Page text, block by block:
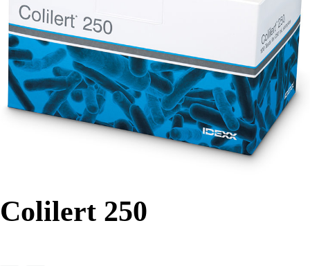
Colilert 250